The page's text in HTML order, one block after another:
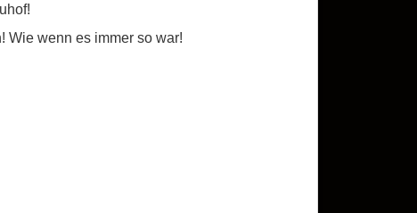
Wie wenn es immer so war!